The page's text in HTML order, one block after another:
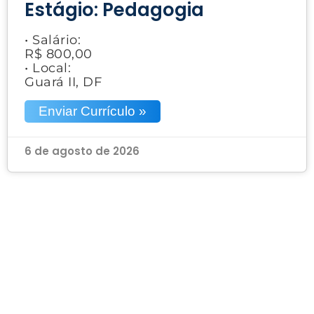
Estágio: Pedagogia
• Salário:
R$ 800,00
• Local:
Guará II, DF
Enviar Currículo »
6 de agosto de 2026